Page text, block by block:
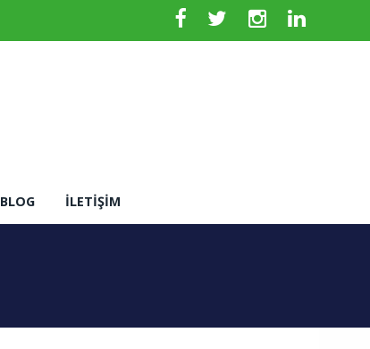
BLOG İLETIŞIM